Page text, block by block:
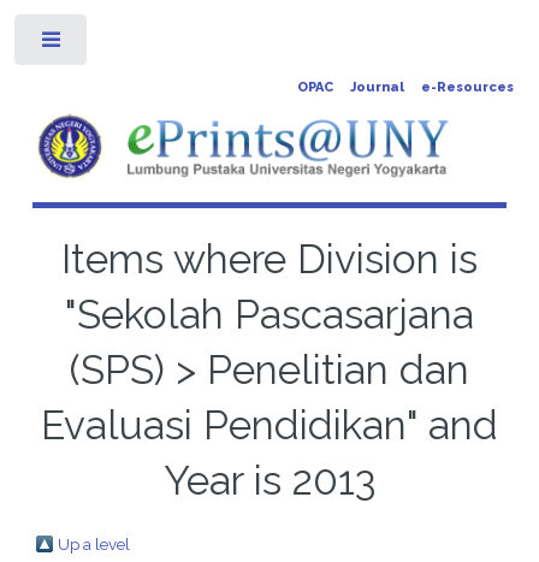
OPAC Journal e-Resources
Items where Division is
"Sekolah Pascasarjana
(SPS) > Penelitian dan
Evaluasi Pendidikan" and
Year is 2013
Up a level